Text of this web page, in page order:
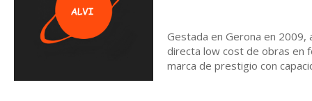
Gestada en Gerona en 2009,
directa low cost de obras en
marca de prestigio con